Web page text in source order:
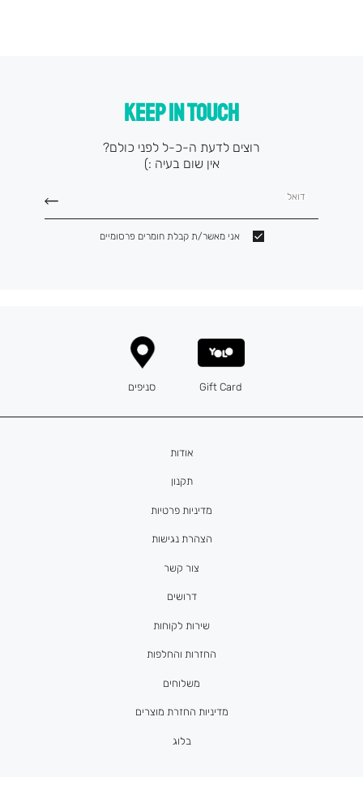
KEEP IN TOUCH
רוצים לדעת ה-כ-ל לפני כולם?
אין שום בעיה :)
דואל
אני מאשר/ת קבלת חומרים פרסומיים
אודות
תקנון
מדיניות פרטיות
הצהרת נגישות
צור קשר
דרושים
Gift Card סניפים
שירות לקוחות
החזרות והחלפות
משלוחים
מדיניות החזרת מוצרים
בלוג